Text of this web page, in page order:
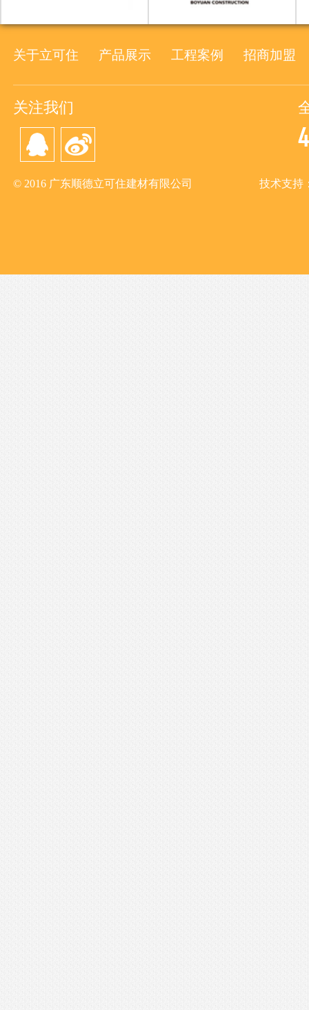
关于立可住 产品展示 工程案例 招商加盟
关注我们
© 2016 广东顺德立可住建材有限公司 技术支持